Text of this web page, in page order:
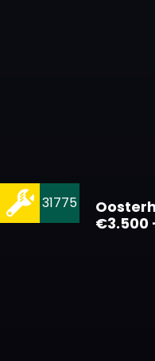
€3.500
31775